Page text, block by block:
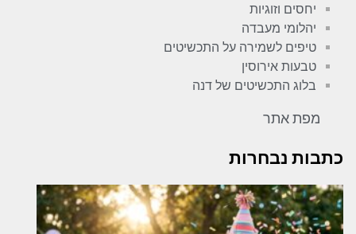
יחסים וזוגיות
יהלומי מעבדה
טיפים לשמירה על התכשיטים
טבעות אירוסין
בלוג התכשיטים של דנה
מפת אתר
כתבות נבחרות